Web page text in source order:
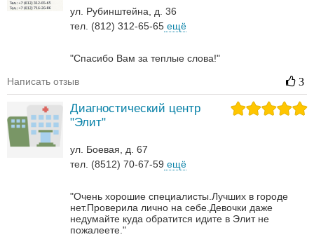
ул. Рубинштейна, д. 36
тел. (812) 312-65-65 ещё
"Спасибо Вам за теплые слова!"
Написать отзыв 3
Диагностический центр
"Элит"
ул. Боевая, д. 67
тел. (8512) 70-67-59 ещё
"Очень хорошие специалисты.Лучших в городе
нет.Проверила лично на себе.Девочки даже
недумайте куда обратится идите в Элит не
пожалеете."